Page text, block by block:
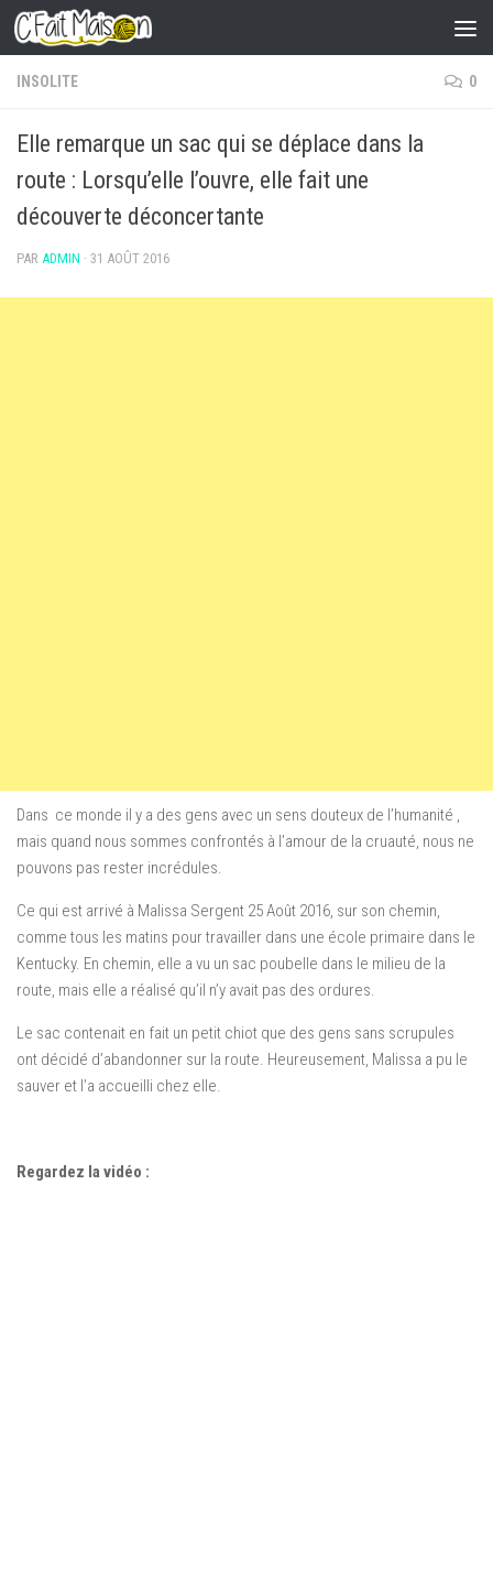
Skip to content
INSOLITE 0
Elle remarque un sac qui se déplace dans la
route : Lorsqu’elle l’ouvre, elle fait une
découverte déconcertante
PAR ADMIN · 31 AOÛT 2016
Dans ce monde il y a des gens avec un sens douteux de l’humanité ,
mais quand nous sommes confrontés à l’amour de la cruauté, nous ne
pouvons pas rester incrédules.
Ce qui est arrivé à Malissa Sergent 25Août 2016, sur son chemin,
comme tous les matins pour travailler dans une école primaire dans le
Kentucky. En chemin, elle a vu un sac poubelle dans le milieu de la
route, mais elle a réalisé qu’il n’y avait pas des ordures.
Le sac contenait en fait un petit chiot que des gens sans scrupules
ont décidé d’abandonner sur la route. Heureusement, Malissa a pu le
sauver et l’a accueilli chez elle.
Regardez la vidéo :